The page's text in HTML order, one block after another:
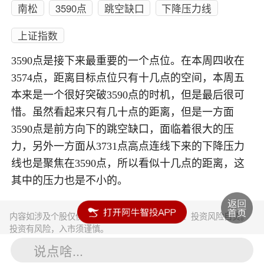
南松 3590点 跳空缺口
下降压力线
上证指数
3590点是接下来最重要的一个点位。在本周四收在
3574点，距离目标点位只有十几点的空间，本周五
本来是一个很好突破3590点的时机，但是最后很可
惜。虽然看起来只有几十点的距离，但是一方面
3590点是前方向下的跳空缺口，面临着很大的压
力，另外一方面从3731点高点连线下来的下降压力
线也是聚焦在3590点，所以看似十几点的距离，这
其中的压力也是不小的。
内容如涉及个股仅供参考，不构成任何投资建议！投资风险自负。
投资有风险，入市须谨慎。
说点啥...